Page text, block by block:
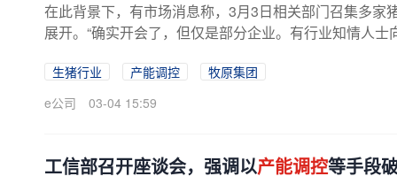
在此背景下，有市场消息称，3月3日相关部门召集多家
展开。“确实开会了，但仅是部分企业。有行业知情人
生猪行业 产能调控
牧原集团
e公司
03-04 15:59
工信部召开座谈会，强调以产能调控等手段